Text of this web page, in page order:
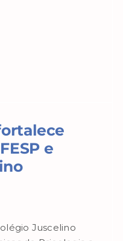
e
Juscelino